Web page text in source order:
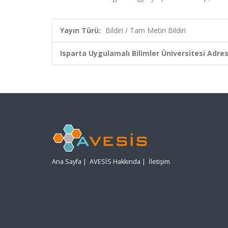
Yayın Türü: Bildiri / Tam Metin Bildiri
Isparta Uygulamalı Bilimler Üniversitesi
Ana Sayfa | AVESİS Hakkında | İletişim